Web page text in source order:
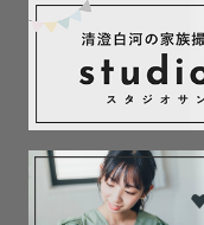
ポージングや撮影場
てお任せください！
🍼アートニューボー
”生まれてきてくれ